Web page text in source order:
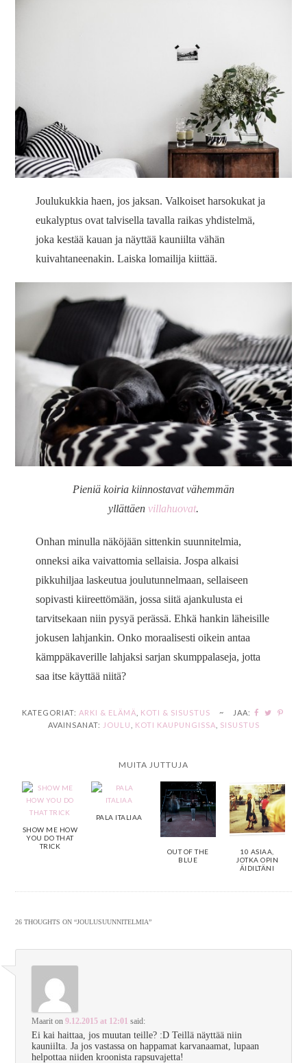
Joulukukkia haen, jos jaksan. Valkoiset harsokukat ja
eukalyptus ovat talvisella tavalla raikas yhdistelmä,
joka kestää kauan ja näyttää kauniilta vähän
kuivahtaneenakin. Laiska lomailija kiittää.
Pieniä koiria kiinnostavat vähemmän
yllättäen villahuovat.
Onhan minulla näköjään sittenkin suunnitelmia,
onneksi aika vaivattomia sellaisia. Jospa alkaisi
pikkuhiljaa laskeutua joulutunnelmaan, sellaiseen
sopivasti kiireettömään, jossa siitä ajankulusta ei
tarvitsekaan niin pysyä perässä. Ehkä hankin läheisille
jokusen lahjankin. Onko moraalisesti oikein antaa
kämppäkaverille lahjaksi sarjan skumppalaseja, jotta
saa itse käyttää niitä?
KATEGORIAT: ARKI & ELÄMÄ KOTI & SISUSTUS ~
JAA:
AVAINSANAT: JOULU KOTI KAUPUNGISSA SISUSTUS
MUITA JUTTUJA
SHOW ME HOW
YOU DO THAT
TRICK
PALA ITALIAA
OUT OF THE
BLUE
10 ASIAA,
JOTKA OPIN
ÄIDILTÄNI
26 THOUGHTS ON “JOULUSUUNNITELMIA”
Maarit on9.12.2015 at 12:01 said:
Ei kai haittaa, jos muutan teille? :D Teillä näyttää niin
kauniilta. Ja jos vastassa on happamat karvanaamat, lupaan
helpottaa niiden kroonista rapsuvajetta!